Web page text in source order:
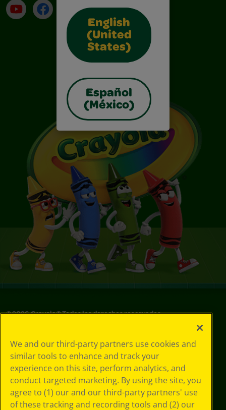
English
(United
States)
Español
(México)
YouTube (en inglés)
Facebook (en inglés)
Instagram (en inglés)
TikTok
©2026Crayola® Todos los derechos reservados.
de privacidad
Política de
privacidad
Términos de SMS
GDPR
Aviso de
We and our third-party partners use cookies and
similar tools to enhance and track your
experience on this site, perform analytics, and
conduct targeted marketing. By using the site, you
agree to (1) our and our third-party partners' use
of these tracking and recording tools and (2) our